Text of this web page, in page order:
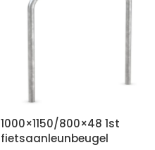
1000×1150/800×48 1st
fietsaanleunbeugel